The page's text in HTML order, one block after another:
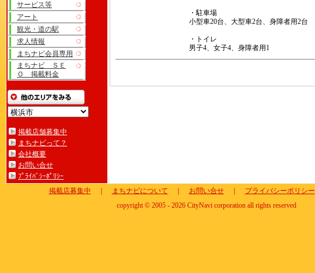
サービス等
アート
観光・道の駅
求人情報
まちナビ会員専用
まちナビ ＳＥ
Ｏ 掲載料金
掲載店舗募集中
まちナビって？
会社概要
お問い合せ
ﾌﾟﾗｲﾊﾞｼｰﾎﾟﾘｼｰ
・駐車場
小型車20台、大型車2台、身障者用2台
・トイレ
男子4、女子4、身障者用1
掲載店募集中 まちナビについて お問い合せ｜ プライバシーポリシー
copyright © 2005 - 2026 CityNavi corporation all rights reserved